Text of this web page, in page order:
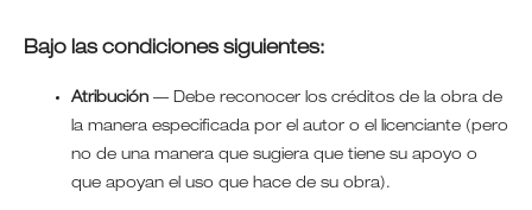
Bajo las condiciones siguientes:
Atribución— Debe reconocer los créditos de la obra de
la manera especificada por el autor o el licenciante (pero
no de una manera que sugiera que tiene su apoyo o
que apoyan el uso que hace de su obra).